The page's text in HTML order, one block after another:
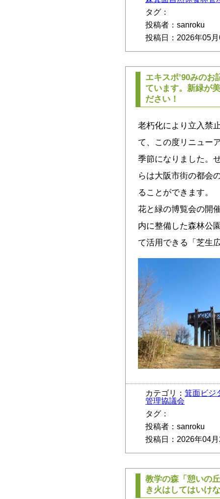
タグ：
投稿者：sanroku
投稿日：2026年05
エキスポ’90みの
ています。新緑が
ださい！
老朽化により立入禁
て、この度リニュー
季節になりました。
らは大阪市街の都会
ることができます。
花と緑の博覧会の開
内に整備した森林公
て活用できる「芝生
カテゴリ： 箕面ビジ
管理協議会
タグ：
投稿者：sanroku
投稿日：2026年04
教学の森「憩いの
き火はしてはいけ